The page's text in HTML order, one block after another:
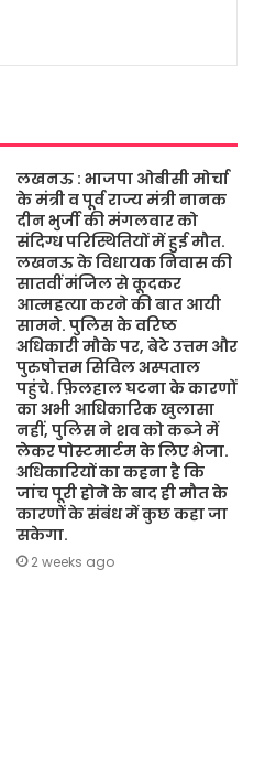
लखनऊ : भाजपा ओबीसी मोर्चा
के मंत्री व पूर्व राज्य मंत्री नानक
दीन भुर्जी की मंगलवार को
संदिग्ध परिस्थितियों में हुई मौत.
लखनऊ के विधायक निवास की
सातवीं मंजिल से कूदकर
आत्महत्या करने की बात आयी
सामने. पुलिस के वरिष्ठ
अधिकारी मौके पर, बेटे उत्तम और
पुरुषोत्तम सिविल अस्पताल
पहुंचे. फ़िलहाल घटना के कारणों
का अभी आधिकारिक खुलासा
नहीं, पुलिस ने शव को कब्जे में
लेकर पोस्टमार्टम के लिए भेजा.
अधिकारियों का कहना है कि
जांच पूरी होने के बाद ही मौत के
कारणों के संबंध में कुछ कहा जा
सकेगा.
2 weeks ago